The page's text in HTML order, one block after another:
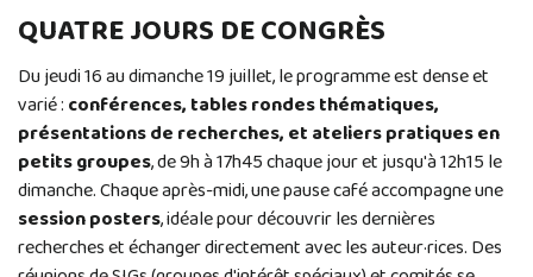
QUATRE JOURS DE CONGRÈS
Du jeudi 16 au dimanche 19 juillet, le programme est dense et
varié : conférences, tables rondes thématiques,
présentations de recherches, et ateliers pratiques en
petits groupes, de 9h à 17h45 chaque jour et jusqu'à 12h15 le
dimanche. Chaque après-midi, une pause café accompagne une
session posters, idéale pour découvrir les dernières
recherches et échanger directement avec les auteur·rices. Des